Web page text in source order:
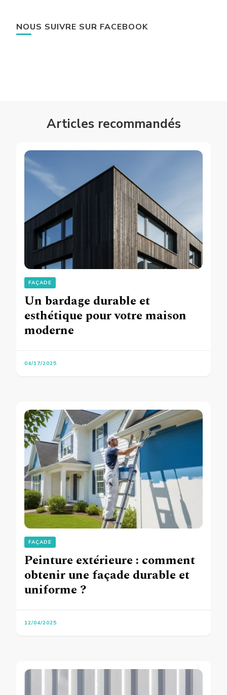
NOUS SUIVRE SUR FACEBOOK
Articles recommandés
FAÇADE
Un bardage durable et
esthétique pour votre maison
moderne
04/17/2025
FAÇADE
Peinture extérieure : comment
obtenir une façade durable et
uniforme ?
12/04/2025